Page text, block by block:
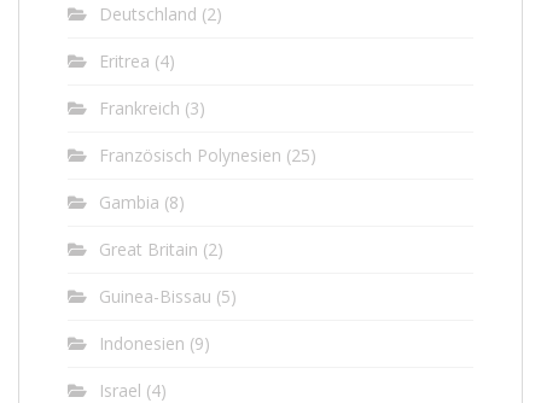
Deutschland (2)
Eritrea (4)
Frankreich (3)
Französisch Polynesien (25)
Gambia (8)
Great Britain (2)
Guinea-Bissau (5)
Indonesien (9)
Israel (4)